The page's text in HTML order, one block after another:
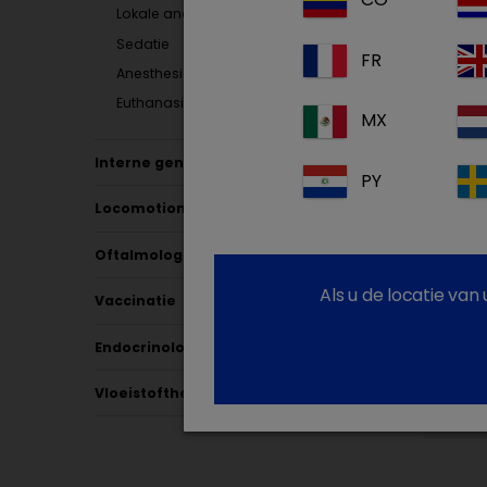
Lokale anesthesie
Sedatie
Anesthesie
Euthanasie
Interne geneeskunde
Locomotion
Oftalmologie
Vaccinatie
Endocrinology
Vloeistoftherapie
FR
MX
PY
Als u de locatie